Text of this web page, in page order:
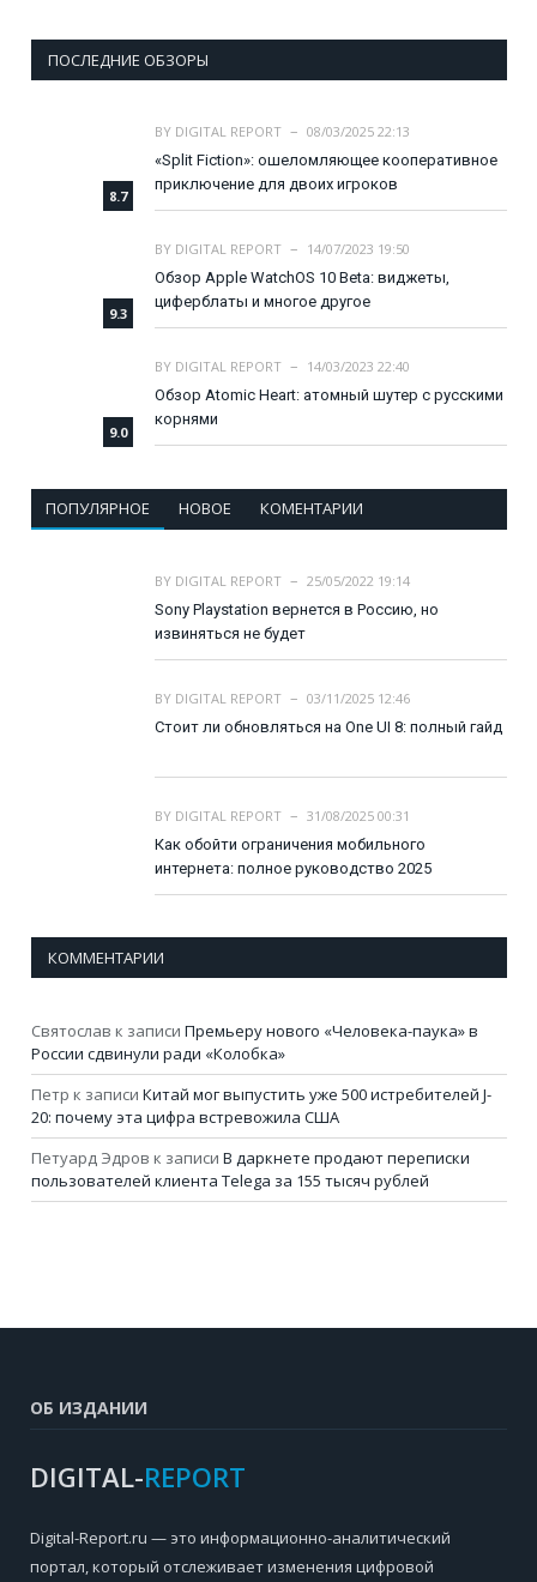
ПОСЛЕДНИЕ ОБЗОРЫ
8.7
BY DIGITAL REPORT
08/03/2025 22:13
«Split Fiction»: ошеломляющее кооперативное
приключение для двоих игроков
9.3
BY DIGITAL REPORT
14/07/2023 19:50
Обзор Apple WatchOS 10 Beta: виджеты,
циферблаты и многое другое
9.0
BY DIGITAL REPORT
14/03/2023 22:40
Обзор Atomic Heart: атомный шутер с русскими
корнями
ПОПУЛЯРНОЕ НОВОЕ КОМЕНТАРИИ
BY DIGITAL REPORT
25/05/2022 19:14
Sony Playstation вернется в Россию, но
извиняться не будет
BY DIGITAL REPORT
03/11/2025 12:46
Стоит ли обновляться на One UI 8: полный гайд
BY DIGITAL REPORT
31/08/2025 00:31
Как обойти ограничения мобильного
интернета: полное руководство 2025
КОММЕНТАРИИ
Святослав к записи Премьеру нового «Человека-паука» в
России сдвинули ради «Колобка»
Петр к записи Китай мог выпустить уже 500 истребителей J-
20: почему эта цифра встревожила США
Петуард Эдров к записи В даркнете продают переписки
пользователей клиента Telega за 155 тысяч рублей
ОБ ИЗДАНИИ
DIGITAL-REPORT
Digital-Report.ru — это информационно-аналитический
портал, который отслеживает изменения цифровой